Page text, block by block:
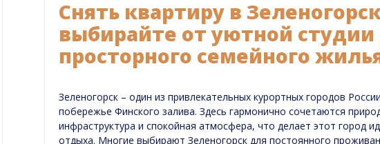
Снять квартиру в
выбирайте от уютной студии
просторного семейного
Зеленогорск – один из привлекательных курортных городов
побережье Финского залива. Здесь гармонично сочетаются
инфраструктура и спокойная атмосфера, что делает этот город
отдыха. Многие выбирают Зеленогорск для постоянного